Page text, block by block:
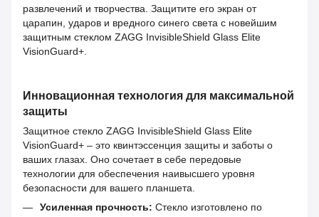
развлечений и творчества. Защитите его экран от
царапин, ударов и вредного синего света с новейшим
защитным стеклом ZAGG InvisibleShield Glass Elite
VisionGuard+.
Инновационная технология для максимальной
защиты
Защитное стекло ZAGG InvisibleShield Glass Elite
VisionGuard+ – это квинтэссенция защиты и заботы о
ваших глазах. Оно сочетает в себе передовые
технологии для обеспечения наивысшего уровня
безопасности для вашего планшета.
Усиленная прочность: Стекло изготовлено по